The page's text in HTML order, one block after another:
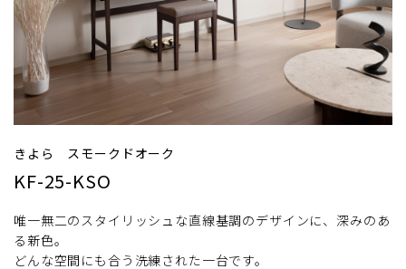
きよら スモークドオーク
KF-25-KSO
唯一無二のスタイリッシュな直線基調のデザインに、深みのあ
る新色。
どんな空間にも合う洗練された一台です。